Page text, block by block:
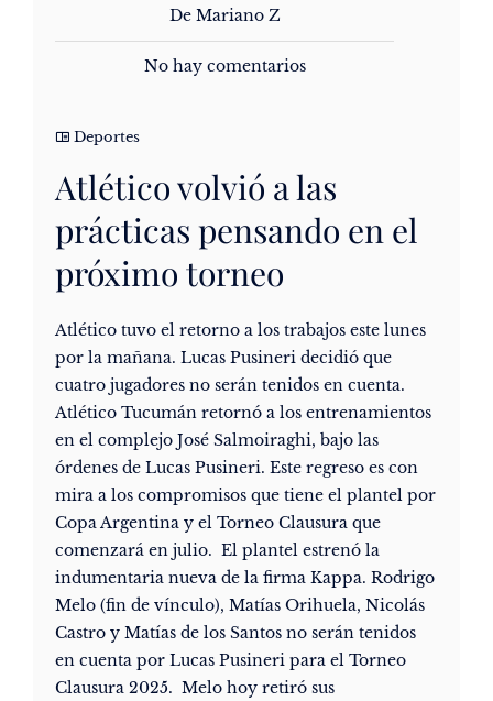
De Mariano Z
No hay comentarios
Deportes
Atlético volvió a las
prácticas pensando en el
próximo torneo
Atlético tuvo el retorno a los trabajos este lunes
por la mañana. Lucas Pusineri decidió que
cuatro jugadores no serán tenidos en cuenta.
Atlético Tucumán retornó a los entrenamientos
en el complejo José Salmoiraghi, bajo las
órdenes de Lucas Pusineri. Este regreso es con
mira a los compromisos que tiene el plantel por
Copa Argentina y el Torneo Clausura que
comenzará en julio. El plantel estrenó la
indumentaria nueva de la firma Kappa. Rodrigo
Melo (fin de vínculo), Matías Orihuela, Nicolás
Castro y Matías de los Santos no serán tenidos
en cuenta por Lucas Pusineri para el Torneo
Clausura 2025. Melo hoy retiró sus